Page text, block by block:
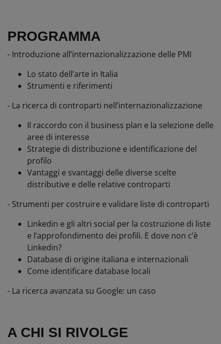
PROGRAMMA
- Introduzione all’internazionalizzazione delle PMI
Lo stato dell’arte in Italia
Strumenti e riferimenti
- La ricerca di controparti nell’internazionalizzazione
Il raccordo con il business plan e la selezione delle
aree di interesse
Strategie di distribuzione e identificazione del
profilo
Vantaggi e svantaggi delle diverse scelte
distributive e delle relative controparti
- Strumenti per costruire e validare liste di controparti
Linkedin e gli altri social per la costruzione di liste
e l’approfondimento dei profili. E dove non c’è
Linkedin?
Database di origine italiana e internazionali
Come identificare database locali
- La ricerca avanzata su Google: un caso
A CHI SI RIVOLGE